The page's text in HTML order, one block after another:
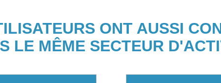
ONT AUSSI
LE MÊME SECTEUR